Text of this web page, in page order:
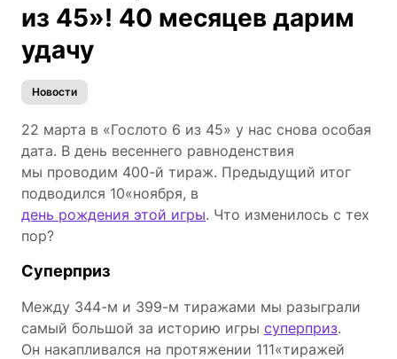
из 45»! 40 месяцев дарим
удачу
Новости
22 марта в «Гослото 6 из 45» у нас снова особая
дата. В день весеннего равноденствия
мы проводим 400-й тираж. Предыдущий итог
подводился 10«ноября, в
день рождения этой игры. Что изменилось с тех
пор?
Суперприз
Между 344-м и 399-м тиражами мы разыграли
самый большой за историю игры суперприз.
Он накапливался на протяжении 111«тиражей